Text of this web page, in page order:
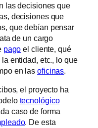
las decisiones que
decisiones que
que debían pensar
de un cargo
pago el cliente, qué
entidad, etc., lo que
en las oficinas.
el proyecto ha
tecnológico
caso de forma
. De esta